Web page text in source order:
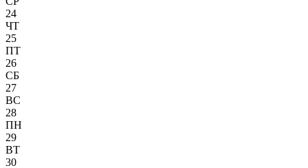
24
ЧТ
25
ПТ
26
СБ
27
ВС
28
ПН
29
ВТ
30